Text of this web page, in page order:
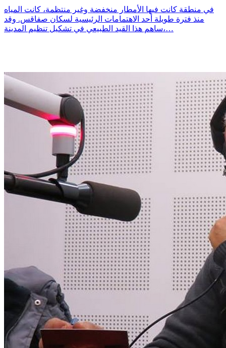
في منطقة كانت فيها الأمطار منخفضة وغير منتظمة، كانت المياه
منذ فترة طويلة أحد الاهتمامات الرئيسية لسكان صفاقس. وقد
ساهم هذا القيد الطبيعي في تشكيل تنظيم المدينة،…